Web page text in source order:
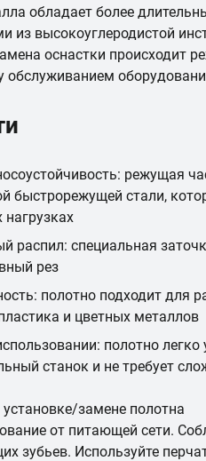
обладает более
из высокоуглеродистой
оснастки происходит
режущая
быстрорежущей стали,
распил: специальная
рез
полотно подходит для
и цветных металлов
полотно легко
станок и не требует
замене полотна
от питающей сети.
зубьев. Используйте